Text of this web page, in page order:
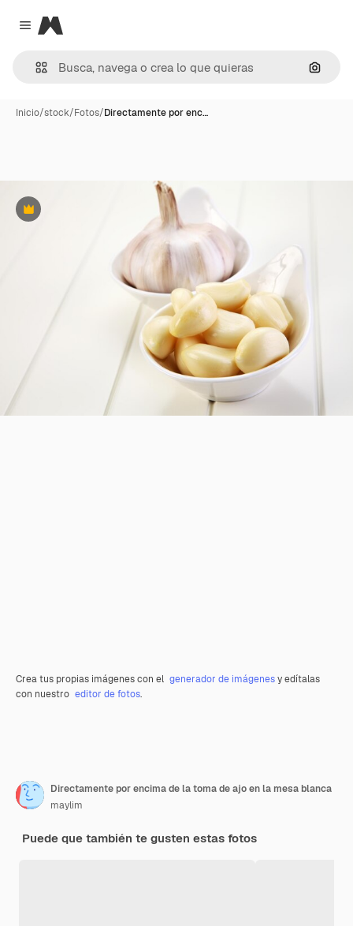
Close menu
Magnific
Inicio/stock/Fotos/Directamente por enc…
Premium
Crea tus propias imágenes con el generador de imágenesy edítalas
con nuestro editor de fotos.
Directamente por encima de la toma de ajo en la mesa blanca
maylim
Puede que también te gusten estas fotos